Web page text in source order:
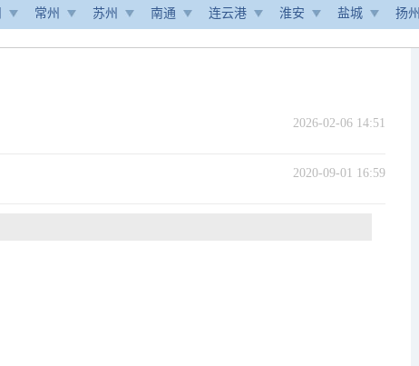
常州 苏州 南通 连云港 淮安 盐城 扬州
2026-02-06 14:51
2020-09-01 16:59